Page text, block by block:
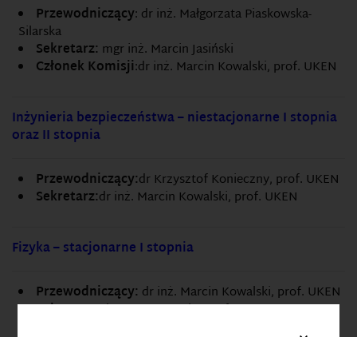
Przewodniczący: dr inż. Małgorzata Piaskowska-
Silarska
Sekretarz: mgr inż. Marcin Jasiński
Członek Komisji:dr inż. Marcin Kowalski, prof. UKEN
Inżynieria bezpieczeństwa – niestacjonarne I stopnia
oraz II stopnia
Przewodniczący:dr Krzysztof Konieczny, prof. UKEN
Sekretarz:dr inż. Marcin Kowalski, prof. UKEN
Fizyka – stacjonarne I stopnia
Przewodniczący: dr inż. Marcin Kowalski, prof. UKEN
Sekretarz:dr Grzegorz Jagło, prof. UKEN